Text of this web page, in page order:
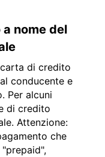
nome del
di credito
conducente e
Per alcuni
di credito
Attenzione:
che